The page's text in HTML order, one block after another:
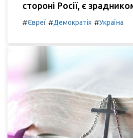
стороні Росії, є
#Євреї #Демократія #Україна